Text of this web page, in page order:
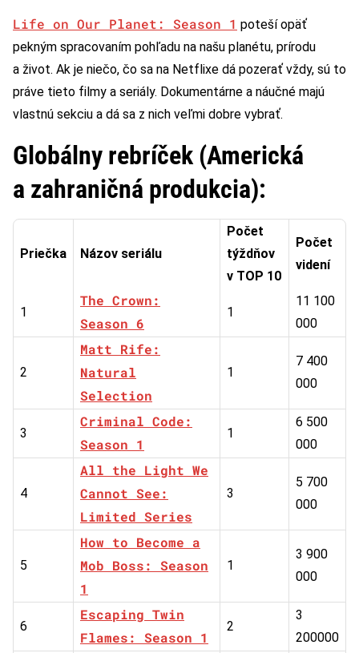
Life on Our Planet: Season 1 poteší opäť
pekným spracovaním pohľadu na našu planétu, prírodu
a život. Ak je niečo, čo sa na Netflixe dá pozerať vždy, sú to
práve tieto filmy a seriály. Dokumentárne a náučné majú
vlastnú sekciu a dá sa z nich veľmi dobre vybrať.
Globálny rebríček (Americká
a zahraničná produkcia):
Priečka Názov seriálu
Počet
týždňov
v TOP 10
Počet
videní
1
The Crown:
Season 6
1
11 100
000
2
Matt Rife:
Natural
Selection
1
7 400
000
3
Criminal Code:
Season 1
1
6 500
000
4
All the Light We
Cannot See:
Limited Series
3
5 700
000
5
How to Become a
Mob Boss: Season
1
1
3 900
000
6
Escaping Twin
Flames: Season 1
2
3
200000